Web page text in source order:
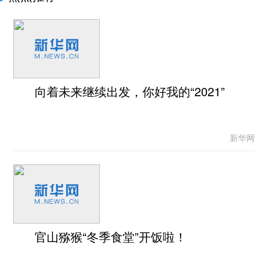
向着未来继续出发，你好我的“2021”
新华网
官山猕猴“冬季食堂”开饭啦！